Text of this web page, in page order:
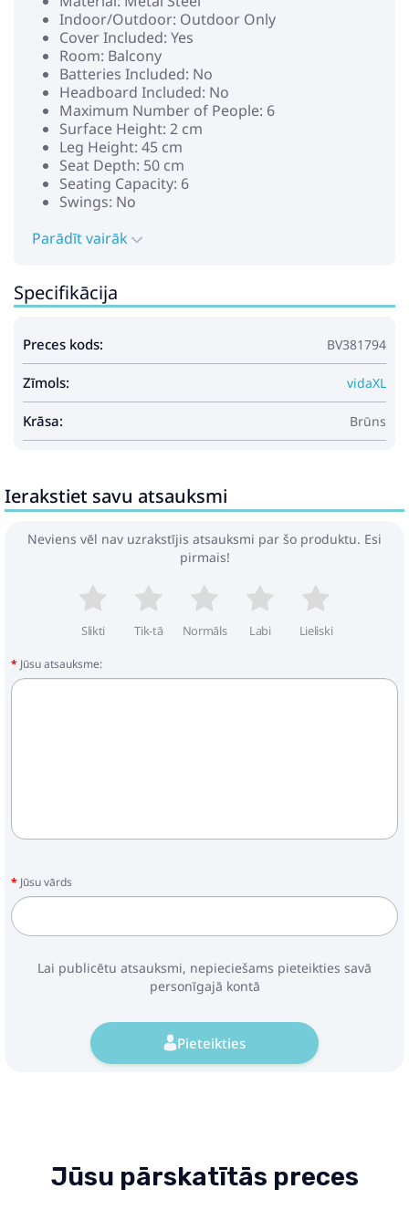
Indoor/Outdoor: Outdoor Only
Cover Included: Yes
Room: Balcony
Batteries Included: No
Headboard Included: No
Maximum Number of People: 6
Surface Height: 2 cm
Leg Height: 45 cm
Seat Depth: 50 cm
Seating Capacity: 6
Swings: No
Delivery Contains: 1 table, 6 chairs
Assembly: 2
Parādīt vairāk
Specifikācija
Preces kods: BV381794
Zīmols: vidaXL
Krāsa: Brūns
Ierakstiet savu atsauksmi
Neviens vēl nav uzrakstījis atsauksmi par šo produktu. Esi
pirmais!
Slikti Tik-tā Normāls Labi Lieliski
Jūsu atsauksme:
Jūsu vārds
Lai publicētu atsauksmi, nepieciešams pieteikties savā
personīgajā kontā
Pieteikties
Jūsu pārskatītās preces